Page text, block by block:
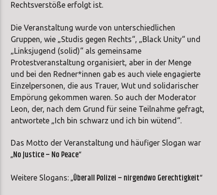
Rechtsverstöße erfolgt ist.
Die Veranstaltung wurde von unterschiedlichen
Gruppen, wie „Studis gegen Rechts“, „Black Unity“ und
„Linksjugend (solid)“ als gemeinsame
Protestveranstaltung organisiert, aber in der Menge
und bei den Redner*innen gab es auch viele engagierte
Einzelpersonen, die aus Trauer, Wut und solidarischer
Empörung gekommen waren. So auch der Moderator
Leon, der, nach dem Grund für seine Teilnahme gefragt,
antwortete „Ich bin schwarz und ich bin wütend“.
Das Motto der Veranstaltung und häufiger Slogan war
„No Justice – No Peace“
Weitere Slogans:„Überall Polizei – nirgendwo Gerechtigkeit“